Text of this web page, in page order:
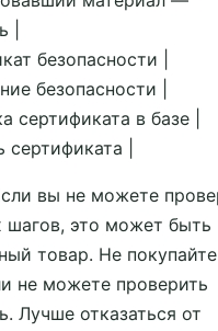
|
безопасности |
безопасности |
сертификата в базе |
|
вы не можете
шагов, это может быть
товар. Не покупайте
не можете проверить
Лучше отказаться от